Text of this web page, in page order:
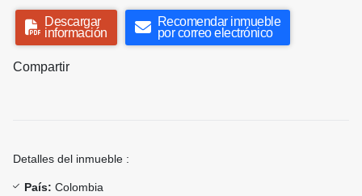
Descargar
información
Recomendar inmueble
por correo electrónico
Compartir
Detalles del inmueble :
País: Colombia